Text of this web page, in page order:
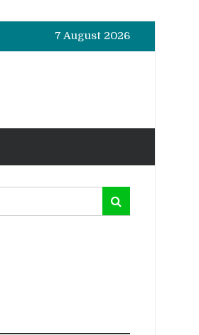
7 August 2026
Search